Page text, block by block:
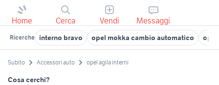
Home Cerca Vendi Messaggi
Ricerche interno bravo opel mokka cambio automatico opel
Subito Accessori auto opel agila interni
Cosa cerchi?